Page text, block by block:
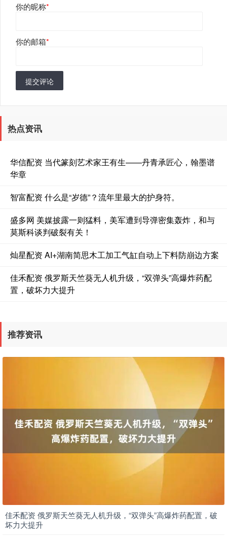
你的昵称*
你的邮箱*
提交评论
热点资讯
华信配资 当代篆刻艺术家王有生——丹青承匠心，翰墨谱
华章
智富配资 什么是“岁德”？流年里最大的护身符。
盛多网 美媒披露一则猛料，美军遭到导弹密集轰炸，和与
莫斯科谈判破裂有关！
灿星配资 AI+湖南简思木工加工气缸自动上下料防崩边方案
佳禾配资 俄罗斯天竺葵无人机升级，“双弹头”高爆炸药配
置，破坏力大提升
推荐资讯
佳禾配资 俄罗斯天竺葵无人机升级，“双弹头”高爆炸药配置，破
坏力大提升